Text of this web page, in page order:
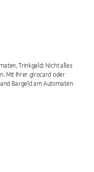
Trinkgeld: Nicht alles
Mit Ihrer girocard oder
Bargeld am Automaten